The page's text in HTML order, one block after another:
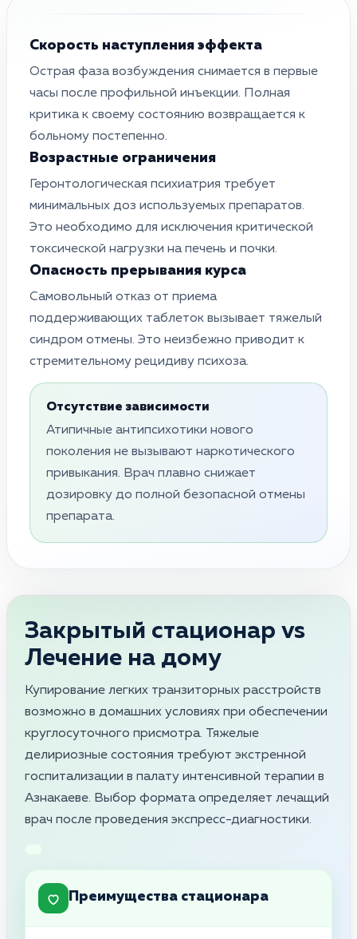
Скорость наступления эффекта
Острая фаза возбуждения снимается в первые
часы после профильной инъекции. Полная
критика к своему состоянию возвращается к
больному постепенно.
Возрастные ограничения
Геронтологическая психиатрия требует
минимальных доз используемых препаратов.
Это необходимо для исключения критической
токсической нагрузки на печень и почки.
Опасность прерывания курса
Самовольный отказ от приема
поддерживающих таблеток вызывает тяжелый
синдром отмены. Это неизбежно приводит к
стремительному рецидиву психоза.
Отсутствие зависимости
Атипичные антипсихотики нового
поколения не вызывают наркотического
привыкания. Врач плавно снижает
дозировку до полной безопасной отмены
препарата.
Закрытый стационар vs
Лечение на дому
Купирование легких транзиторных расстройств
возможно в домашних условиях при обеспечении
круглосуточного присмотра. Тяжелые
делириозные состояния требуют экстренной
госпитализации в палату интенсивной терапии в
Азнакаеве. Выбор формата определяет лечащий
врач после проведения экспресс-диагностики.
Преимущества стационара